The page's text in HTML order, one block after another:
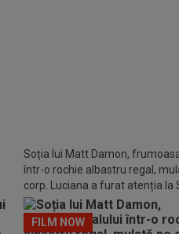
Soția lui Matt Damon,
într-o rochie albastru regal,
corp. Luciana a furat atenția la
FILM NOW